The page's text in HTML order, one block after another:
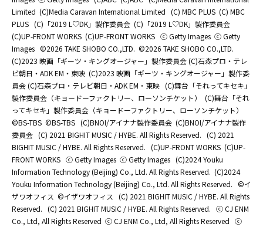
Limited (C)Media Caravan International Limited (C) MBC PLUS (C) MBC
PLUS (C)「2019 L♡DK」製作委員会 (C)「2019 L♡DK」製作委員会
(C)UP-FRONT WORKS (C)UP-FRONT WORKS ⓒ Getty Images ⓒ Getty
Images ©2026 TAKE SHOBO CO.,LTD. ©2026 TAKE SHOBO CO.,LTD.
(C)2023 映画「ギーツ・キングオージャー」製作委員会 (C)石森プロ・テレ
ビ朝日・ADK EM・東映 (C)2023 映画「ギーツ・キングオージャー」製作委
員会 (C)石森プロ・テレビ朝日・ADK EM・東映 (C)舞台「それってキセキ」
製作委員会（キョードーファクトリー、ローソンチケット）
(C)舞台「それ
ってキセキ」製作委員会（キョードーファクトリー、ローソンチケット）
©BS-TBS ©BS-TBS (C)BNOI/アイナナ製作委員会 (C)BNOI/アイナナ製作
委員会 (C) 2021 BIGHIT MUSIC / HYBE. All Rights Reserved. (C) 2021
BIGHIT MUSIC / HYBE. All Rights Reserved. (C)UP-FRONT WORKS (C)UP-
FRONT WORKS ⓒ Getty Images ⓒ Getty Images (C)2024 Youku
Information Technology (Beijing) Co., Ltd. All Rights Reserved. (C)2024
Youku Information Technology (Beijing) Co., Ltd. All Rights Reserved. ©イ
ザワオフィス ©イザワオフィス
(C) 2021 BIGHIT MUSIC / HYBE. All Rights
Reserved. (C) 2021 BIGHIT MUSIC / HYBE. All Rights Reserved. ⓒ CJ ENM
Co., Ltd, All Rights Reserved ⓒ CJ ENM Co., Ltd, All Rights Reserved ⓒ